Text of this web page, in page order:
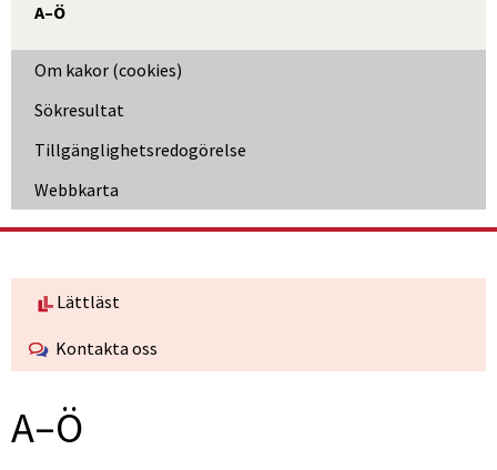
A–Ö
Om kakor (cookies)
Sökresultat
Tillgänglighetsredogörelse
Webbkarta
Lättläst
Kontakta oss
A–Ö